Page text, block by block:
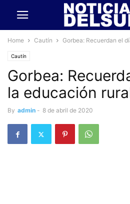
Home Cautín Gorbea: Recuerdan el
Cautín
Gorbea:
la educación
By admin - 8 de abril de 2020